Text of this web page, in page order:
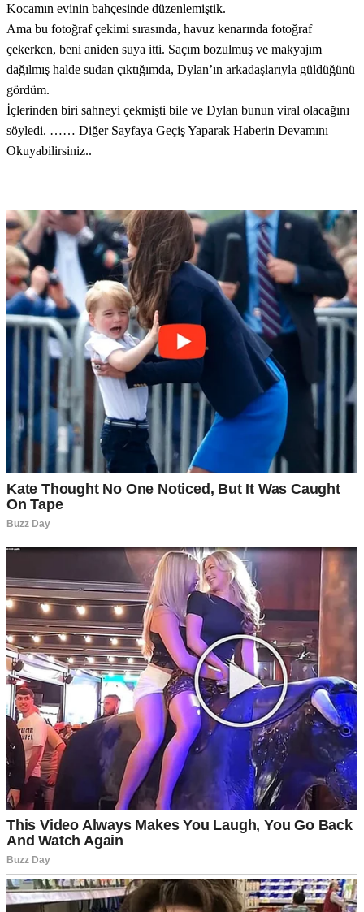
Kocamın evinin bahçesinde düzenlemiştik.
Ama bu fotoğraf çekimi sırasında, havuz kenarında fotoğraf
çekerken, beni aniden suya itti. Saçım bozulmuş ve makyajım
dağılmış halde sudan çıktığımda, Dylan’ın arkadaşlarıyla güldüğünü
gördüm.
İçlerinden biri sahneyi çekmişti bile ve Dylan bunun viral olacağını
söyledi. …… Diğer Sayfaya Geçiş Yaparak Haberin Devamını
Okuyabilirsiniz..